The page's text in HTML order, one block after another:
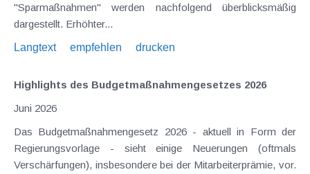
"Sparmaßnahmen" werden nachfolgend überblicksmäßig
dargestellt. Erhöhter...
Langtext
empfehlen drucken
Highlights des Budgetmaßnahmen​­gesetzes 2026
Juni 2026
Das Budgetmaßnahmengesetz 2026 - aktuell in Form der
Regierungsvorlage - sieht einige Neuerungen (oftmals
Verschärfungen), insbesondere bei der Mitarbeiterprämie, vor.